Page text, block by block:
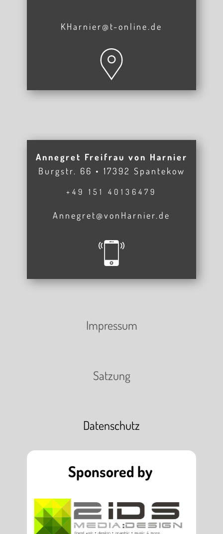
KHarnier@t-online.de
Annegret Freifrau von Harnier
Burgstr. 66 • 17392 Spantekow
+49 151 40136479
Annegret@vonHarnier.de
Impressum
Satzung
Datenschutz
Sponsored by